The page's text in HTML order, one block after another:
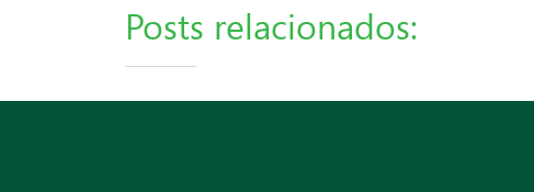
Posts relacionados: